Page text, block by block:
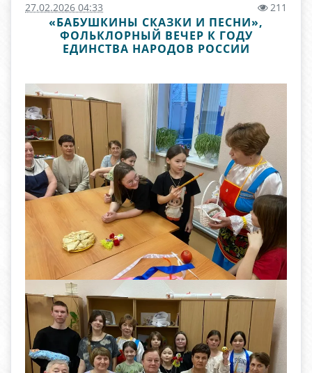
27.02.2026 04:33 211
«БАБУШКИНЫ СКАЗКИ И ПЕСНИ»,
ФОЛЬКЛОРНЫЙ ВЕЧЕР К ГОДУ
ЕДИНСТВА НАРОДОВ РОССИИ